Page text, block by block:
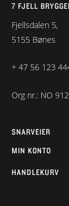
7 FJELL
Fjellsdalen 5,
5155 Bønes
+ 47 56 123
Org nr.: NO
SNARVEIER
MIN KONTO
HANDLEKURV